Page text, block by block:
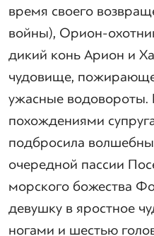
время своего
войны), Орион-
дикий конь Арион и
чудовище,
ужасные водовороты.
похождениями
подбросила
очередной пассии
морского божества
девушку в яростное
ногами и шестью